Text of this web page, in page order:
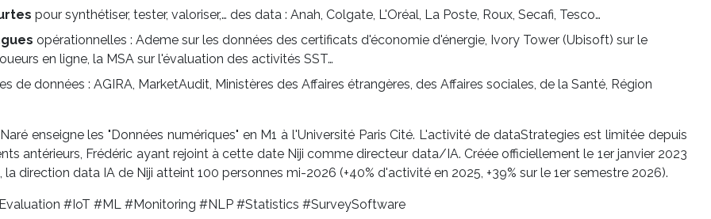
pour synthétiser, tester, valoriser,… des data : Anah, Colgate, L'Oréal, La Poste, Roux, Secafi, Tesco…
opérationnelles : Ademe sur les données des certificats d'économie d'énergie, Ivory Tower (Ubisoft) sur le
en ligne, la MSA sur l'évaluation des activités SST…
de données : AGIRA, MarketAudit, Ministères des Affaires étrangères, des Affaires sociales, de la Santé, Région
enseigne les "Données numériques" en M1 à l'Université Paris Cité. L'activité de dataStrategies est limitée depuis
antérieurs, Frédéric ayant rejoint à cette date Niji comme directeur data/IA. Créée officiellement le 1er janvier 2023
la direction data IA de Niji atteint 100 personnes mi-2026 (+40% d'activité en 2025, +39% sur le 1er semestre 2026).
#IoT #ML #Monitoring #NLP #Statistics #SurveySoftware